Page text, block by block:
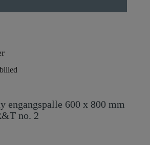
engangspalle 600 x 800 mm
no. 2